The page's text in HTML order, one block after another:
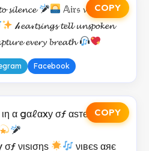
COPY
𝓼𝓲𝓵𝓮𝓷𝓬𝓮
𝔸𝔦𝔯𝔰 𝓿𝓲𝓫𝓻𝓪𝓽𝓮
𝒽𝓮𝓪𝓇𝓽𝓼𝓲𝓷𝓰𝓼 𝓽𝓮𝓵𝓵 𝓾𝓷𝓼𝓹𝓸𝓴𝓮𝓷
𝓮𝓿𝓮𝓻𝔂 𝓫𝓻𝓮𝓪𝓽𝓱
Facebook
COPY
α gαℓαxу σƒ αѕтєяяαιη
νιѕισηѕ
νιвєѕ αяє